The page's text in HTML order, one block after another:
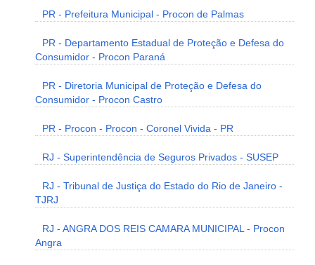
PR - Prefeitura Municipal - Procon de Palmas
PR - Departamento Estadual de Proteção e Defesa do
Consumidor - Procon Paraná
PR - Diretoria Municipal de Proteção e Defesa do
Consumidor - Procon Castro
PR - Procon - Procon - Coronel Vivida - PR
RJ - Superintendência de Seguros Privados - SUSEP
RJ - Tribunal de Justiça do Estado do Rio de Janeiro -
TJRJ
RJ - ANGRA DOS REIS CAMARA MUNICIPAL - Procon
Angra